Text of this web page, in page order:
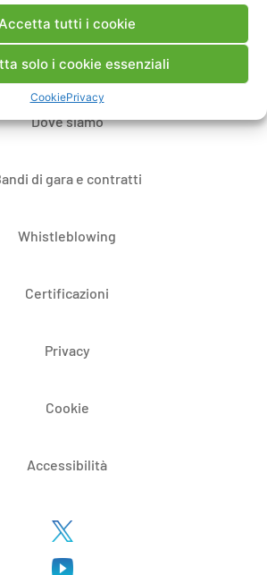
Accetta tutti i cookie
solo i cookie essenziali
CookiePrivacy
Contatti
Note Legali
Dove siamo
di gara e contratti
Whistleblowing
Certificazioni
Privacy
Cookie
Accessibilità